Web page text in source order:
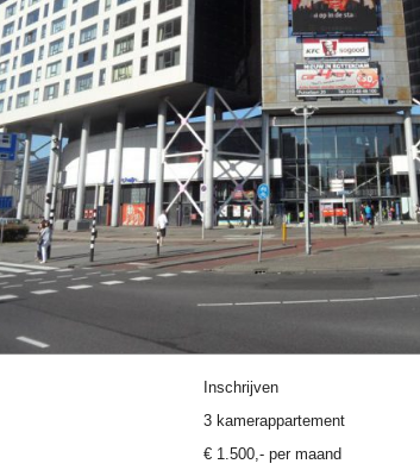
Inschrijven
3 kamerappartement
€ 1.500,- per maand